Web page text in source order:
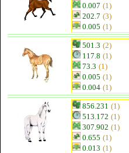
0.007 (1)
202.7 (3)
0.005 (1)
501.3 (2)
117.8 (1)
73.3 (1)
0.005 (1)
0.004 (1)
856.231 (1)
513.172 (1)
307.902 (1)
0.655 (1)
0.013 (1)